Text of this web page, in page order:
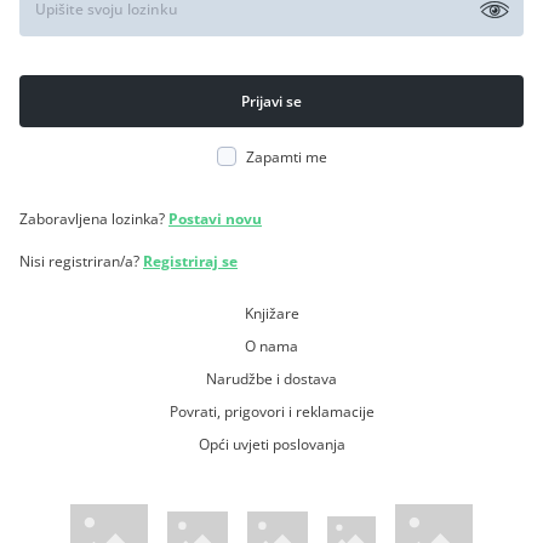
Zapamti me
Zaboravljena lozinka? Postavi novu
Nisi registriran/a? Registriraj se
Knjižare
O nama
Narudžbe i dostava
Povrati, prigovori i reklamacije
Opći uvjeti poslovanja
WsPay web stranicaMaestro web stranicaMastercard web stranicaAmerican Express web stranica
Visa web stranica